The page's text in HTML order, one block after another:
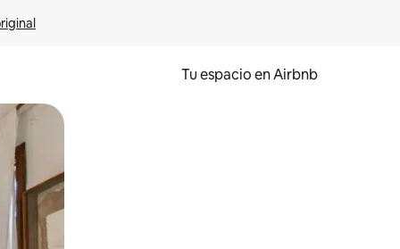
Tu espacio en Airbnb